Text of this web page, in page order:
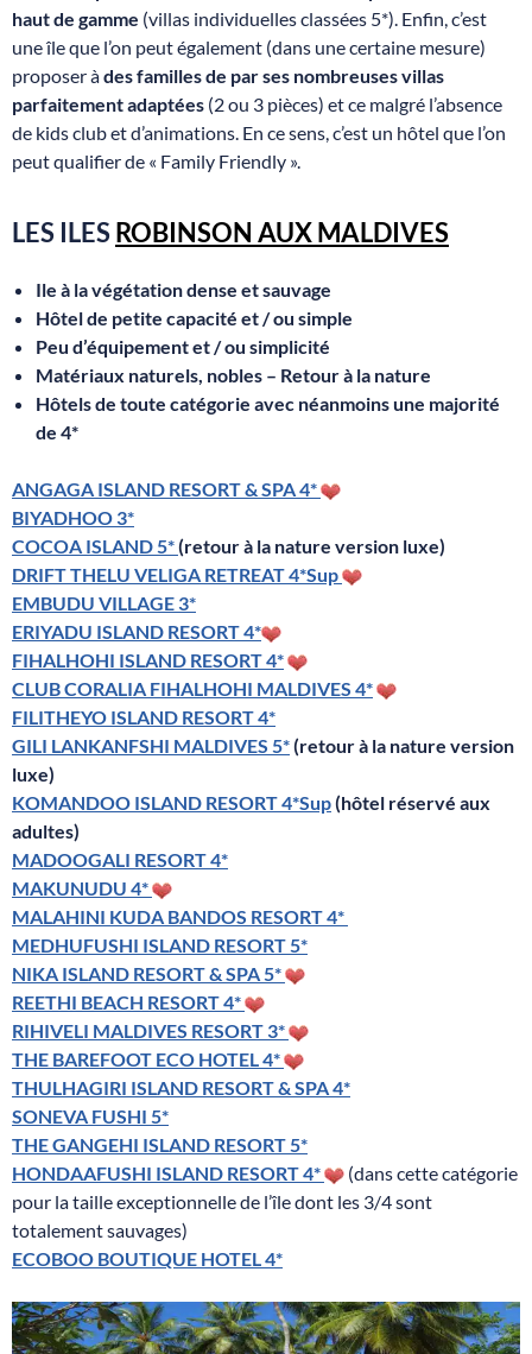
haut de gamme (villas individuelles classées 5*). Enfin, c’est
une île que l’on peut également (dans une certaine mesure)
proposer àdes familles de par ses nombreuses villas
parfaitement adaptées (2 ou 3 pièces) et ce malgré l’absence
de kids club et d’animations. En ce sens, c’est un hôtel que l’on
peut qualifier de « Family Friendly ».
LES ILESROBINSON AUX MALDIVES
Ile à la végétation dense et sauvage
Hôtel de petite capacité et / ou simple
Peu d’équipement et / ou simplicité
Matériaux naturels, nobles – Retour à la nature
Hôtels de toute catégorie avec néanmoins une majorité
de 4*
ANGAGA ISLAND RESORT & SPA 4*
BIYADHOO 3*
COCOA ISLAND 5*(retour à la nature version luxe)
DRIFT THELU VELIGA RETREAT 4*Sup
EMBUDU VILLAGE 3*
ERIYADU ISLAND RESORT 4*
FIHALHOHI ISLAND RESORT 4*
CLUB CORALIA FIHALHOHI MALDIVES 4*
FILITHEYO ISLAND RESORT 4*
GILI LANKANFSHI MALDIVES 5*(retour à la nature version
luxe)
KOMANDOO ISLAND RESORT 4*Sup(hôtel réservé aux
adultes)
MADOOGALI RESORT 4*
MAKUNUDU 4*
MALAHINI KUDA BANDOS RESORT 4*
MEDHUFUSHI ISLAND RESORT 5*
NIKA ISLAND RESORT & SPA 5*
REETHI BEACH RESORT 4*
RIHIVELI MALDIVES RESORT 3*
THE BAREFOOT ECO HOTEL 4*
THULHAGIRI ISLAND RESORT & SPA 4*
SONEVA FUSHI 5*
THE GANGEHI ISLAND RESORT 5*
HONDAAFUSHI ISLAND RESORT 4*
(dans cette catégorie
pour la taille exceptionnelle de l’île dont les 3/4 sont
totalement sauvages)
ECOBOO BOUTIQUE HOTEL 4*